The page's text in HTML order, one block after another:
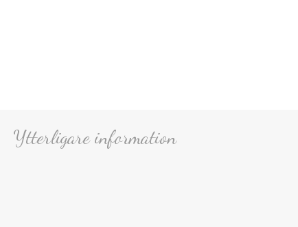
Ytterligare information